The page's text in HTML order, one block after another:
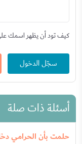
كيف تود أن يظهر اسمك على
سجّل الدخول
أسئلة ذات صلة
حلمت بأن الحرامي